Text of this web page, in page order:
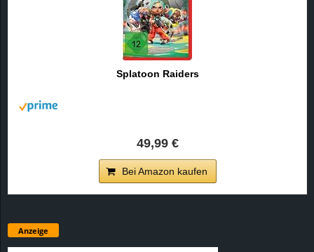
Splatoon Raiders
49,99 €
Bei Amazon kaufen
Anzeige